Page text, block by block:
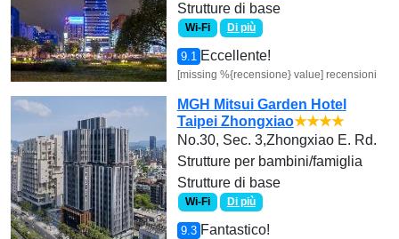
Strutture di base
Wi-Fi Di più
9.1 Eccellente!
[missing %{recensione} value] recensioni
MGH Mitsui Garden Hotel
Taipei Zhongxiao★★★★
No.30, Sec. 3,Zhongxiao E. Rd.
Strutture per bambini/famiglia
Strutture di base
Wi-Fi Di più
9.3 Fantastico!